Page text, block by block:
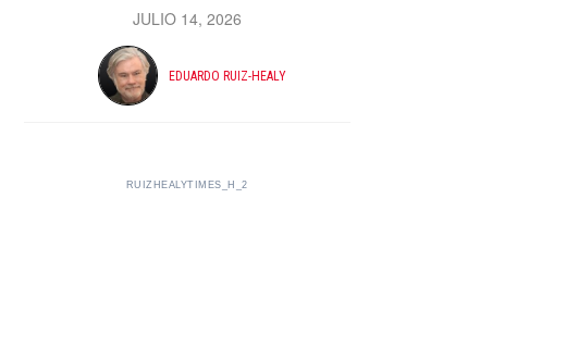
JULIO 14, 2026
EDUARDO RUIZ-HEALY
RUIZHEALYTIMES_H_2